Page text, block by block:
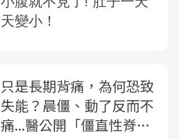
只是長期背痛，為何恐致
失能？晨僵、動了反而不
痛...醫公開「僵直性脊椎